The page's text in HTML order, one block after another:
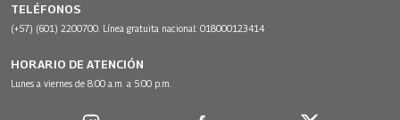
TELÉFONOS
(+57) (601) 2200700. Línea gratuita nacional: 018000123414
HORARIO DE ATENCIÓN
Lunes a viernes de 8:00 a.m. a 5:00 p.m.